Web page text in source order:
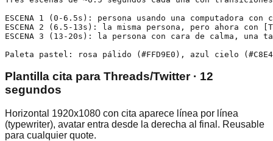
ESCENA 1 (0-6.5s): persona usando una
ESCENA 2 (6.5-13s): la misma persona, pero ahora
ESCENA 3 (13-20s): la persona con cara de calma,
Paleta pastel: rosa pálido (#FFD9E0), azul cielo
Plantilla cita para Threads/Twitter · 12
segundos
Horizontal 1920x1080 con cita aparece línea por línea
(typewriter), avatar entra desde la derecha al final. Reusable
para cualquier quote.